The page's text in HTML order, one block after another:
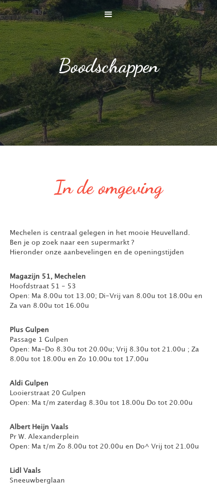
Boodschappen
In de omgeving
Mechelen is centraal gelegen in het mooie Heuvelland.
Ben je op zoek naar een supermarkt ?
Hieronder onze aanbevelingen en de openingstijden
Magazijn 51, Mechelen
Hoofdstraat 51 - 53
Open: Ma 8.00u tot 13.00; Di-Vrij van 8.00u tot 18.00u en
Za van 8.00u tot 16.00u
Plus Gulpen
Passage 1 Gulpen
Open: Ma-Do 8.30u tot 20.00u; Vrij 8.30u tot 21.00u ; Za
8.00u tot 18.00u en Zo 10.00u tot 17.00u
Aldi Gulpen
Looierstraat 20 Gulpen
Open: Ma t/m zaterdag 8.30u tot 18.00u Do tot 20.00u
Albert Heijn Vaals
Pr W. Alexanderplein
Open: Ma t/m Zo 8.00u tot 20.00u en Do^ Vrij tot 21.00u
Lidl Vaals
Sneeuwberglaan